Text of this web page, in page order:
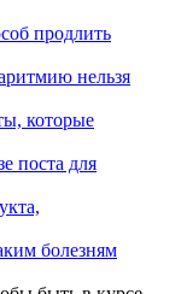
продлить
нельзя
которые
поста для
болезням